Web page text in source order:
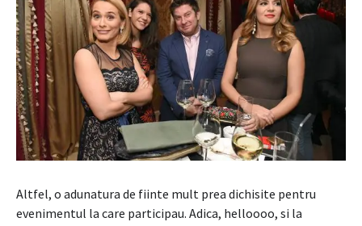
Altfel, o adunatura de fiinte mult prea dichisite pentru
evenimentul la care participau. Adica, helloooo, si la